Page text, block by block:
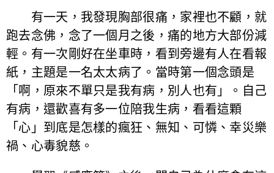
有一天，我發現胸部很痛，家裡也不顧，就
跑去念佛，念了一個月之後，痛的地方大部份減
輕。有一次剛好在坐車時，看到旁邊有人在看報
紙，主題是一名太太病了。當時第一個念頭是
「啊，原來不單只是我有病，別人也有」。自己
有病，還歡喜有多一位陪我生病，看看這顆
「心」到底是怎樣的瘋狂、無知、可憐、幸災樂
禍、心毒貌慈。